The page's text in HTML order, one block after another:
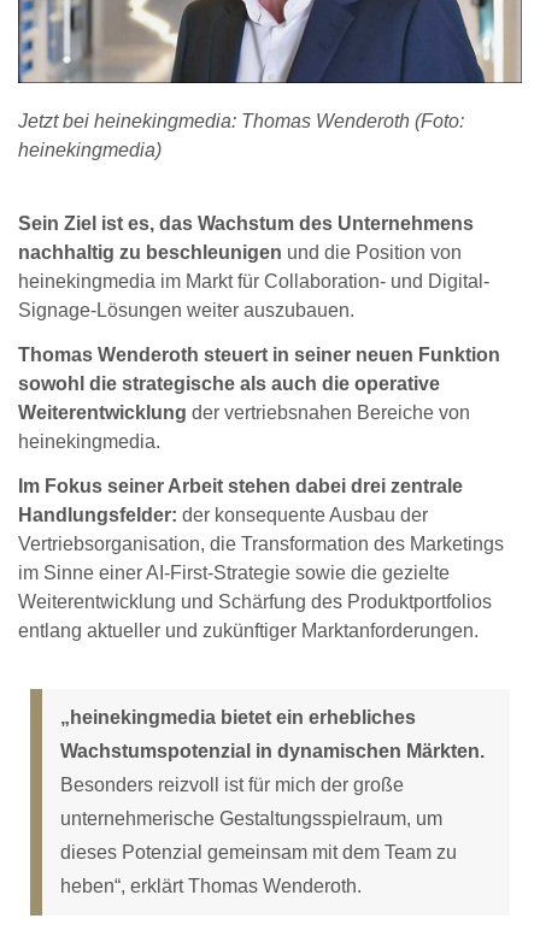
Jetzt bei heinekingmedia: Thomas Wenderoth (Foto:
heinekingmedia)
Sein Ziel ist es, das Wachstum des Unternehmens
nachhaltig zu beschleunigen und die Position von
heinekingmedia im Markt für Collaboration- und Digital-
Signage-Lösungen weiter auszubauen.
Thomas Wenderoth steuert in seiner neuen Funktion
sowohl die strategische als auch die operative
Weiterentwicklung der vertriebsnahen Bereiche von
heinekingmedia.
Im Fokus seiner Arbeit stehen dabei drei zentrale
Handlungsfelder: der konsequente Ausbau der
Vertriebsorganisation, die Transformation des Marketings
im Sinne einer AI-First-Strategie sowie die gezielte
Weiterentwicklung und Schärfung des Produktportfolios
entlang aktueller und zukünftiger Marktanforderungen.
„heinekingmedia bietet ein erhebliches
Wachstumspotenzial in dynamischen Märkten.
Besonders reizvoll ist für mich der große
unternehmerische Gestaltungsspielraum, um
dieses Potenzial gemeinsam mit dem Team zu
heben“, erklärt Thomas Wenderoth.